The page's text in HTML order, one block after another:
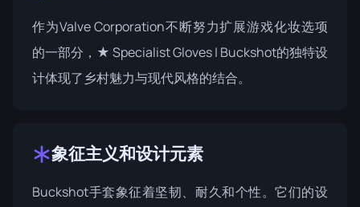
作为Valve Corporation不断努力扩展游戏化妆选项
的一部分，★ Specialist Gloves | Buckshot的独特设
计体现了乡村魅力与现代风格的结合。
象征主义和设计元素
Buckshot手套象征着坚韧、耐久和个性。它们的设